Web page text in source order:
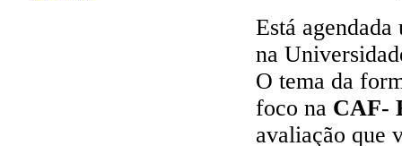
Está agendada
na
O tema da
foco na CAF-
avaliação que